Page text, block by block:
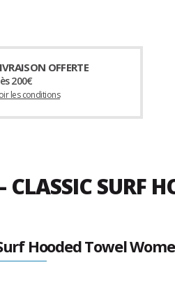
OFFERTE
200€
les conditions
SURF
Hooded Towel